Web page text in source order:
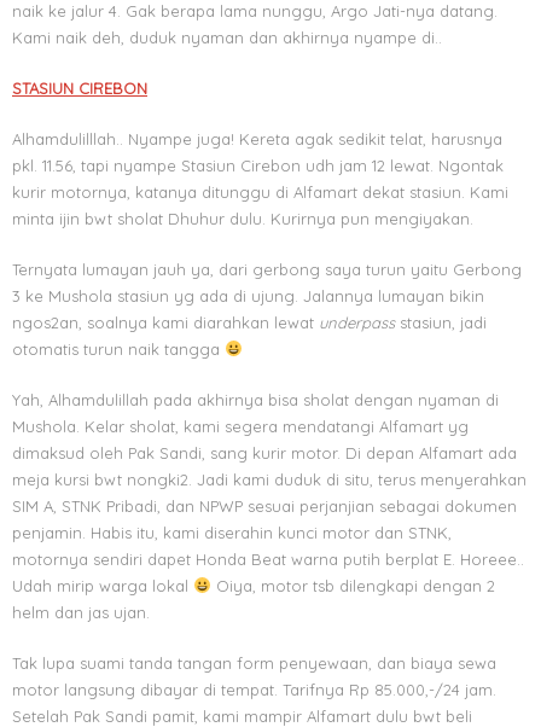
naik ke jalur 4. Gak berapa lama nunggu, Argo Jati-nya datang.
Kami naik deh, duduk nyaman dan akhirnya nyampe di..
STASIUN CIREBON
Alhamdulilllah.. Nyampe juga! Kereta agak sedikit telat, harusnya
pkl. 11.56, tapi nyampe Stasiun Cirebon udh jam 12 lewat. Ngontak
kurir motornya, katanya ditunggu di Alfamart dekat stasiun. Kami
minta ijin bwt sholat Dhuhur dulu. Kurirnya pun mengiyakan.
Ternyata lumayan jauh ya, dari gerbong saya turun yaitu Gerbong
3 ke Mushola stasiun yg ada di ujung. Jalannya lumayan bikin
ngos2an, soalnya kami diarahkan lewat underpassstasiun, jadi
otomatis turun naik tangga
Yah, Alhamdulillah pada akhirnya bisa sholat dengan nyaman di
Mushola. Kelar sholat, kami segera mendatangi Alfamart yg
dimaksud oleh Pak Sandi, sang kurir motor. Di depan Alfamart ada
meja kursi bwt nongki2. Jadi kami duduk di situ, terus menyerahkan
SIM A, STNK Pribadi, dan NPWP sesuai perjanjian sebagai dokumen
penjamin. Habis itu, kami diserahin kunci motor dan STNK,
motornya sendiri dapet Honda Beat warna putih berplat E. Horeee..
Udah mirip warga lokal
Oiya, motor tsb dilengkapi dengan 2
helm dan jas ujan.
Tak lupa suami tanda tangan form penyewaan, dan biaya sewa
motor langsung dibayar di tempat. Tarifnya Rp 85.000,-/24 jam.
Setelah Pak Sandi pamit, kami mampir Alfamart dulu bwt beli